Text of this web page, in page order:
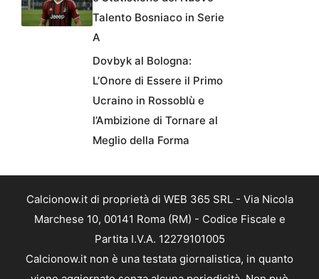
Talento Bosniaco in Serie
A
Dovbyk al Bologna:
L’Onore di Essere il Primo
Ucraino in Rossoblù e
l’Ambizione di Tornare al
Meglio della Forma
Calcionow.it di proprietà di WEB 365 SRL - Via Nicola
Marchese 10, 00141 Roma (RM) - Codice Fiscale e
Partita I.V.A. 12279101005
Calcionow.it non è una testata giornalistica, in quanto